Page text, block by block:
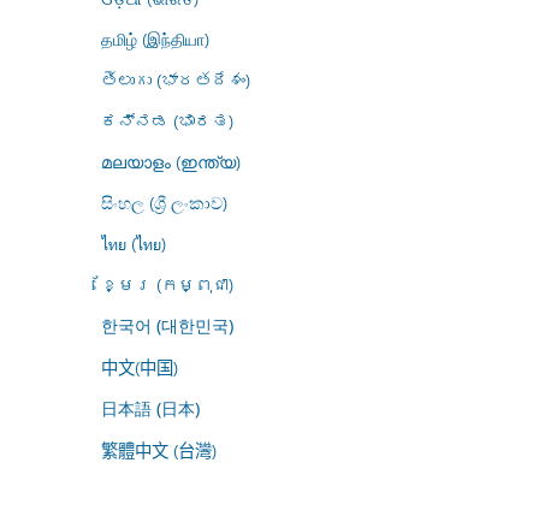
தமிழ் (இந்தியா)
తెలుగు (భారతదేశం)
ಕನ್ನಡ (ಭಾರತ)
മലയാളം (ഇന്ത്യ)
සිංහල (ශ්‍රී ලංකාව)
ไทย (ไทย)
ខ្មែរ (កម្ពុជា)
한국어 (대한민국)
中文(中国)
日本語 (日本)
繁體中文 (台灣)